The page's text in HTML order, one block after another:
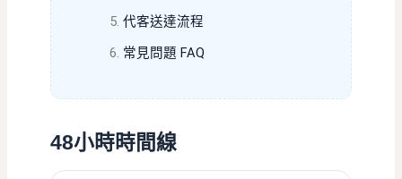
代客送達流程
常見問題 FAQ
48小時時間線